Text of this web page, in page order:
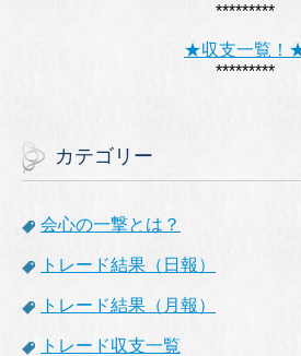
*********
★収支一覧！
*********
カテゴリー
会心の一撃とは？
トレード結果（日報）
トレード結果（月報）
トレード収支一覧